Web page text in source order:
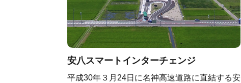
安八スマートインターチェンジ
平成30年３月24日に名神高速道路に直結する安